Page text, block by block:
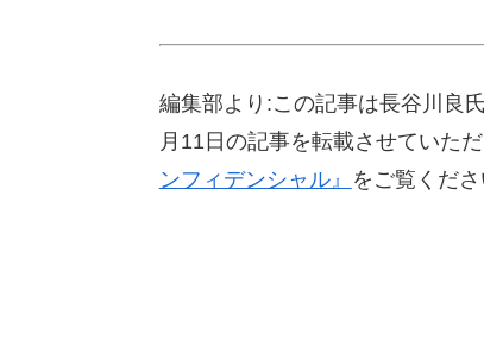
編集部より:この記事は長谷川良
月11日の記事を転載させていた
ンフィデンシャル』
をご覧くださ